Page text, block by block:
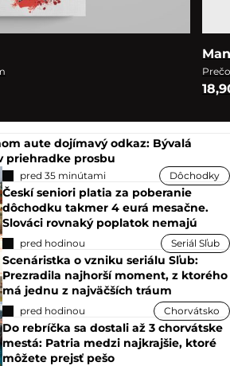
aute dojímavý odkaz: Bývalá
priehradke prosbu
pred 35 minútami Dôchodky
Českí seniori platia za poberanie
dôchodku takmer 4 eurá mesačne.
Slováci rovnaký poplatok nemajú
pred hodinou Seriál Sľub
Scenáristka o vzniku seriálu Sľub:
Prezradila najhorší moment, z ktorého
má jednu z najväčších tráum
pred hodinou Chorvátsko
Do rebríčka sa dostali až 3 chorvátske
mestá: Patria medzi najkrajšie, ktoré
môžete prejsť pešo